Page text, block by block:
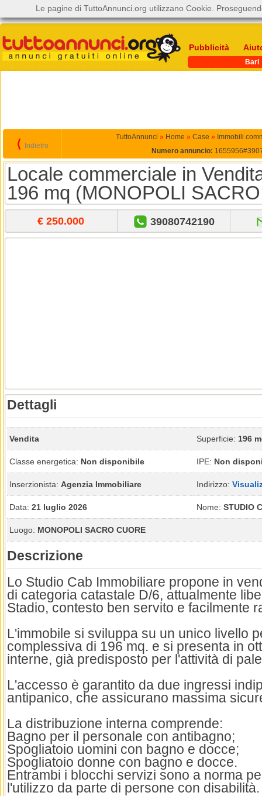
Pubblicità
Bari
⟨ Indietro
TuttoAnnunci » Home » Case » Immobili
Numero annuncio:
Locale commerciale in
196 mq (MONOPOLI SACRO
€ 250.000 39080742190
Dettagli
Vendita Superficie: 196
Classe energetica: Non disponibile IPE: Non
Inserzionista: Agenzia Immobiliare Indirizzo:
Data: 21 luglio 2026 Nome: STUDIO
Luogo: MONOPOLI SACRO CUORE
Descrizione
Lo Studio Cab Immobiliare propone in
di categoria catastale D/6, attualmente
Stadio, contesto ben servito e facilmente
L'immobile si sviluppa su un unico livello
complessiva di 196 mq. e si presenta in
interne, già predisposto per l'attività di
L'accesso è garantito da due ingressi
antipanico, che assicurano massima
La distribuzione interna comprende:
Bagno per il personale con antibagno;
Spogliatoio uomini con bagno e docce;
Spogliatoio donne con bagno e docce.
Entrambi i blocchi servizi sono a norma
l'utilizzo da parte di persone con disabilità.
Le pagine di TuttoAnnunci.org utilizzano Cookie.